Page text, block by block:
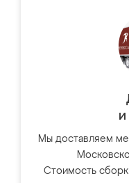
и
Мы доставляем
Стоимость